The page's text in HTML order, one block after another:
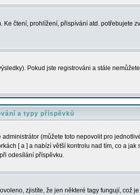
čtení, prohlížení, přispívání atd. potřebujete
Pokud jste registrováni a stále
a typy příspěvků
(můžete toto nepovolit pro
[ a ] a nabízí větší kontrolu nad tím, co a jak
odesílání příspěvku.
zjistíte, že jen některé tagy fungují, což je